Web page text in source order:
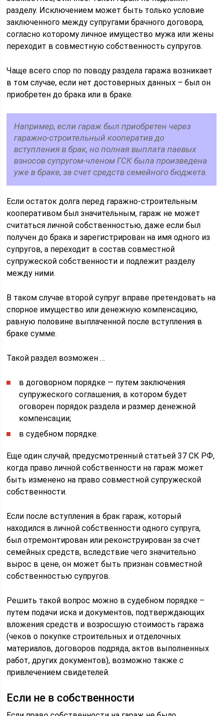
разделу. Исключением может быть только условие
заключенного между супругами брачного договора,
согласно которому личное имущество мужа или жены
переходит в совместную собственность супругов.
Чаще всего спор по поводу раздела гаража возникает
в том случае, если нет достоверных данных – был он
приобретен до брака или в браке.
Например, если гараж был приобретен через
гаражно-строительный кооператив до
вступления в брак, но полная выплата паевых
взносов супругом-членом ГСК была произведена
уже в браке, за счет средств семейного бюджета.
Если остаток долга перед гаражно-строительным
кооперативом был значительным, гараж не может
считаться личной собственностью, даже если был
получен до брака и зарегистрирован на имя одного из
супругов, а переходит в состав совместной
супружеской собственности и подлежит разделу
между ними.
В таком случае второй супруг вправе претендовать на
спорное имущество или денежную компенсацию,
равную половине выплаченной после вступления в
браке сумме.
Такой раздел возможен …
в договорном порядке — путем заключения
супружеского соглашения, в котором будет
оговорен порядок раздела и размер денежной
компенсации;
в судебном порядке.
Еще один случай, предусмотренный статьей 37 СК РФ,
когда право личной собственности на гараж может
быть изменено на право совместной супружеской
собственности.
Если после вступления в брак гараж, который
находился в личной собственности одного супруга,
был отремонтирован или реконструирован за счет
семейных средств, вследствие чего значительно
вырос в цене, он может быть признан совместной
собственностью супругов.
Решить такой вопрос можно в судебном порядке –
путем подачи иска и документов, подтверждающих
вложения средств и возросшую стоимость гаража
(чеков о покупке строительных и отделочных
материалов, договоров подряда, актов выполненных
работ, других документов), возможно также с
привлечением свидетелей.
Если не в собственности